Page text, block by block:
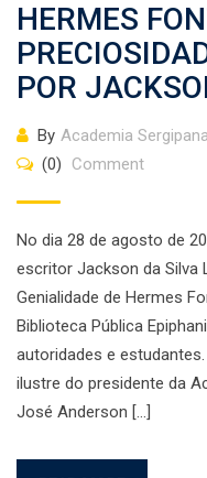
HERMES
POR
By Academia
(0)
Comment
No dia 28 de agosto de
escritor Jackson da Silva
Genialidade de Hermes
Biblioteca Pública
autoridades e
ilustre do presidente da
José Anderson […]